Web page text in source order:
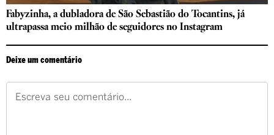
Fabyzinha, a dubladora de São Sebastião do Tocantins, já
ultrapassa meio milhão de seguidores no Instagram
Deixe um comentário